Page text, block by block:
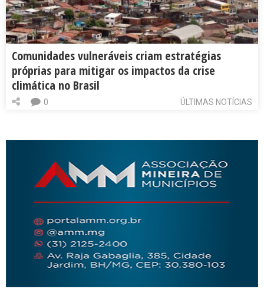
Comunidades vulneráveis criam estratégias
próprias para mitigar os impactos da crise
climática no Brasil
ÚLTIMAS NOTÍCIAS
0